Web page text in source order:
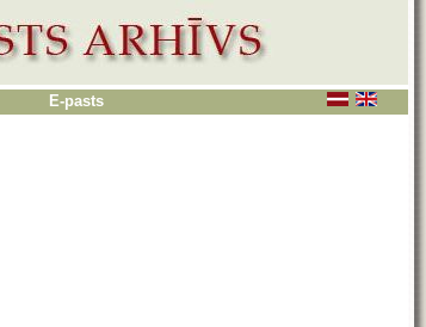
E-pasts